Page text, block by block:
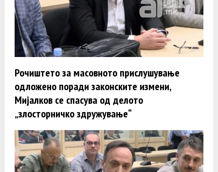
Рочиштето за масовното прислушување
одложенo поради законските измени,
Мијалков се спасува од делото
„злосторничко здружување“